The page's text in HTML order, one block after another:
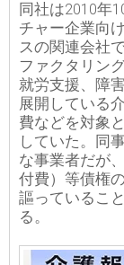
同社は2010年
チャー企業向
スの関連会社
ファクタリン
就労支援、障
展開している
費などを対象
していた。同
な事業者だが
付費）等債権
謳っているこ
る。